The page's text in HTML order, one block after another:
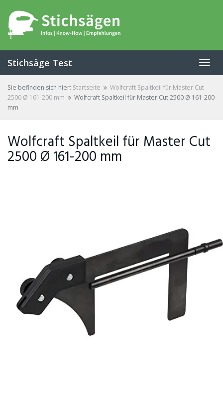
main
content
Stichsäge Test
Sie befinden sich hier: Startseite
Wolfcraft Spaltkeil für Master Cut
2500 Ø 161-200 mm
Wolfcraft Spaltkeil für Master Cut 2500 Ø 161-200
mm
Wolfcraft Spaltkeil für Master Cut
2500 Ø 161-200 mm